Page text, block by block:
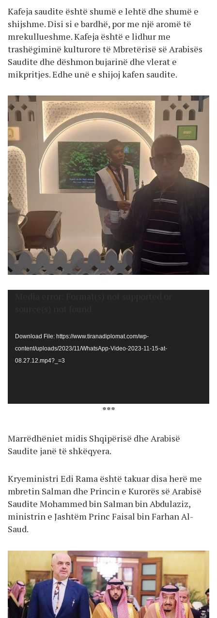
Kafeja saudite është shumë e lehtë dhe shumë e
shijshme. Disi si e bardhë, por me një aromë të
mrekullueshme. Kafeja është e lidhur me
trashëgiminë kulturore të Mbretërisë së Arabisës
Saudite dhe dëshmon bujarinë dhe vlerat e
mikpritjes. Edhe unë e shijoj kafen saudite.
Download File: https://www.tiranadiplomat.com/wp-
content/uploads/2023/11/WhatsApp-Video-2023-11-15-at-
08.27.12.mp4?_=3
***
Marrëdhëniet midis Shqipërisë dhe Arabisë
Saudite janë të shkëqyera.
Kryeministri Edi Rama është takuar disa herë me
mbretin Salman dhe Princin e Kurorës së Arabisë
Saudite Mohammed bin Salman bin Abdulaziz,
ministrin e Jashtëm Princ Faisal bin Farhan Al-
Saud.